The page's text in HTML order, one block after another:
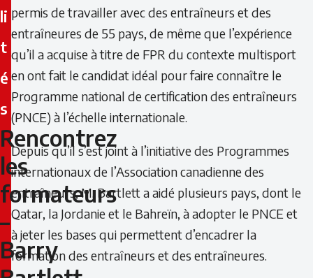
li
t
é
s
Rencontrez
les
formateurs
–
Barry
Rencontrez
les
formateurs
–
Barry
permis de travailler avec des entraîneurs et des
entraîneures de 55 pays, de même que l’expérience
qu’il a acquise à titre de FPR du contexte multisport
en ont fait le candidat idéal pour faire connaître le
Programme national de certification des entraîneurs
(PNCE) à l’échelle internationale.
Depuis qu’il s’est joint à l’initiative des Programmes
internationaux de l’Association canadienne des
entraîneurs, M. Bartlett a aidé plusieurs pays, dont le
Qatar, la Jordanie et le Bahreïn, à adopter le PNCE et
à jeter les bases qui permettent d’encadrer la
formation des entraîneurs et des entraîneures.